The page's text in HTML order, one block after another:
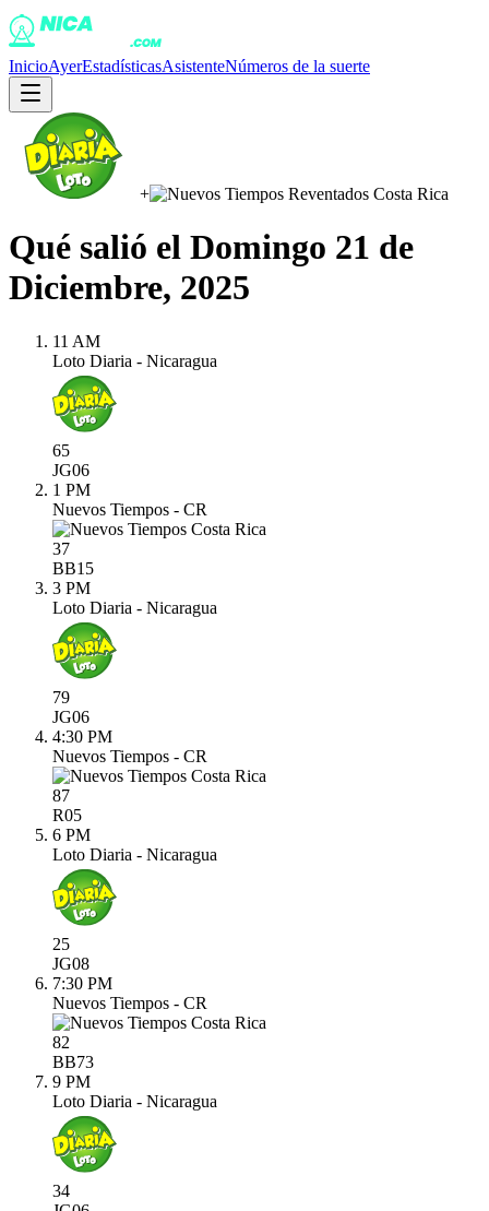
InicioAyerEstadísticasAsistenteNúmeros de la suerte
+
Qué salió el Domingo 21 de
Diciembre, 2025
11 AM
Loto Diaria - Nicaragua
65
JG06
1 PM
Nuevos Tiempos - CR
37
BB15
3 PM
Loto Diaria - Nicaragua
79
JG06
4:30 PM
Nuevos Tiempos - CR
87
R05
6 PM
Loto Diaria - Nicaragua
25
JG08
7:30 PM
Nuevos Tiempos - CR
82
BB73
9 PM
Loto Diaria - Nicaragua
34